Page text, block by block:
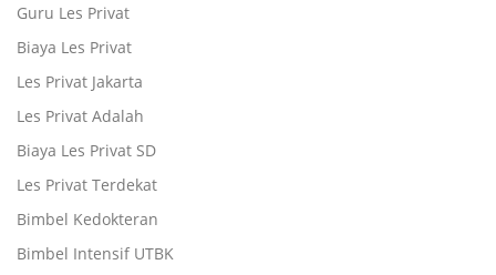
Guru Les Privat
Biaya Les Privat
Les Privat Jakarta
Les Privat Adalah
Biaya Les Privat SD
Les Privat Terdekat
Bimbel Kedokteran
Bimbel Intensif UTBK